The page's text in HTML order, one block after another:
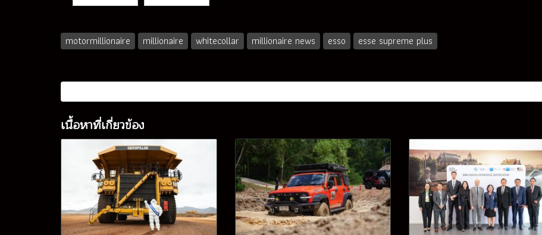
motormillionaire millionaire whitecollar millionaire news esso esse supreme plus
เนื้อหาที่เกี่ยวข้อง